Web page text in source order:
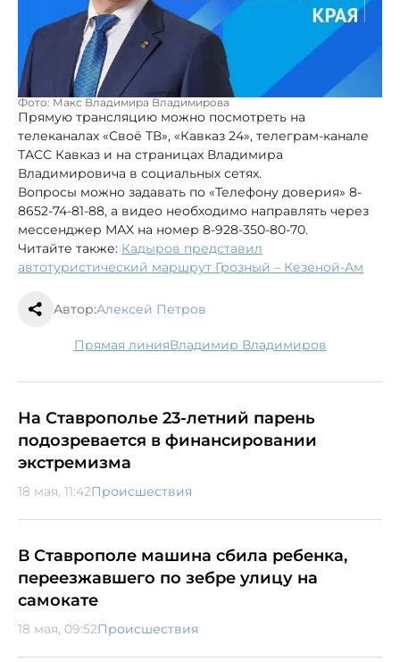
Фото: Макс Владимира Владимирова
Прямую трансляцию можно посмотреть на
телеканалах «Своё ТВ», «Кавказ 24», телеграм-канале
ТАСС Кавказ и на страницах Владимира
Владимировича в социальных сетях.
Вопросы можно задавать по «Телефону доверия» 8-
8652-74-81-88, а видео необходимо направлять через
мессенджер МАX на номер 8-928-350-80-70.
Читайте также: Кадыров представил
автотуристический маршрут Грозный – Кезеной-Ам
Автор:Алексей Петров
Прямая линия Владимир Владимиров
На Ставрополье 23-летний парень
подозревается в финансировании
экстремизма
18 мая, 11:42Происшествия
В Ставрополе машина сбила ребенка,
переезжавшего по зебре улицу на
самокате
18 мая, 09:52Происшествия